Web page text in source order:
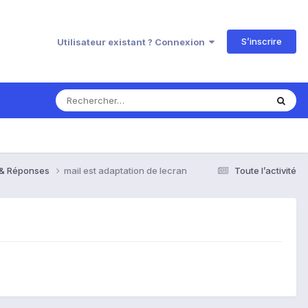
Utilisateur existant ? Connexion S’inscrire
Toute l’activité
Réponses mail est adaptation de lecran